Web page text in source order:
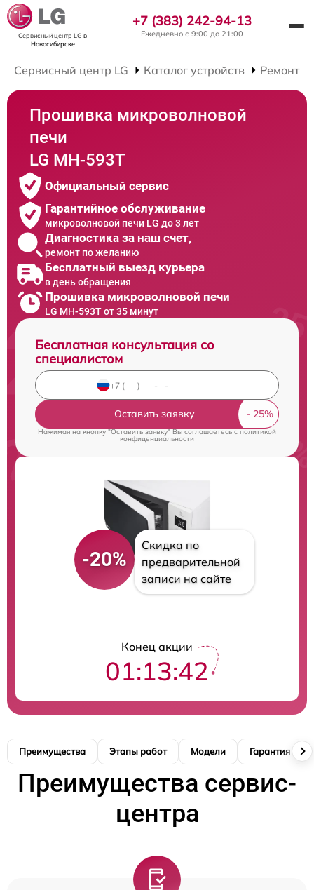
Сервисный центр LG в
Новосибирске
+7 (383) 242-94-13
Ежедневно с 9:00 до 21:00
Сервисный центр LG Каталог устройств Ремонт
Прошивка микроволновой
печи
LG MH-593T
Официальный сервис
Гарантийное обслуживание
микроволновой печи LG до 3 лет
Диагностика за наш счет,
ремонт по желанию
Бесплатный выезд курьера
в день обращения
Прошивка микроволновой печи
LG MH-593T от 35 минут
Бесплатная консультация со
специалистом
Оставить заявку
Нажимая на кнопку "Оставить заявку" Вы соглашаетесь cполитикой
конфиденциальности
-20%
Скидка по
предварительной
записи на сайте
Конец акции
01:13:41
Преимущества Этапы работ Модели Гарантия
Преимущества сервис-
центра